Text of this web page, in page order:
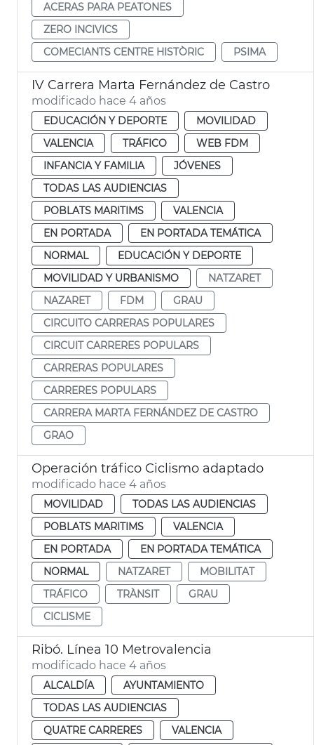
ACERAS PARA PEATONES
ZERO INCIVICS
COMECIANTS CENTRE HISTÒRIC
PSIMA
IV Carrera Marta Fernández de Castro
modificado hace 4 años
EDUCACIÓN Y DEPORTE
MOVILIDAD
VALENCIA
TRÁFICO
WEB FDM
INFANCIA Y FAMILIA
JÓVENES
TODAS LAS AUDIENCIAS
POBLATS MARITIMS
VALENCIA
EN PORTADA
EN PORTADA TEMÁTICA
NORMAL
EDUCACIÓN Y DEPORTE
MOVILIDAD Y URBANISMO
NATZARET
NAZARET
FDM
GRAU
CIRCUITO CARRERAS POPULARES
CIRCUIT CARRERES POPULARS
CARRERAS POPULARES
CARRERES POPULARS
CARRERA MARTA FERNÁNDEZ DE CASTRO
GRAO
Operación tráfico Ciclismo adaptado
modificado hace 4 años
MOVILIDAD
TODAS LAS AUDIENCIAS
POBLATS MARITIMS
VALENCIA
EN PORTADA
EN PORTADA TEMÁTICA
NORMAL
NATZARET
MOBILITAT
TRÁFICO
TRÀNSIT
GRAU
CICLISME
Ribó. Línea 10 Metrovalencia
modificado hace 4 años
ALCALDÍA
AYUNTAMIENTO
TODAS LAS AUDIENCIAS
QUATRE CARRERES
VALENCIA